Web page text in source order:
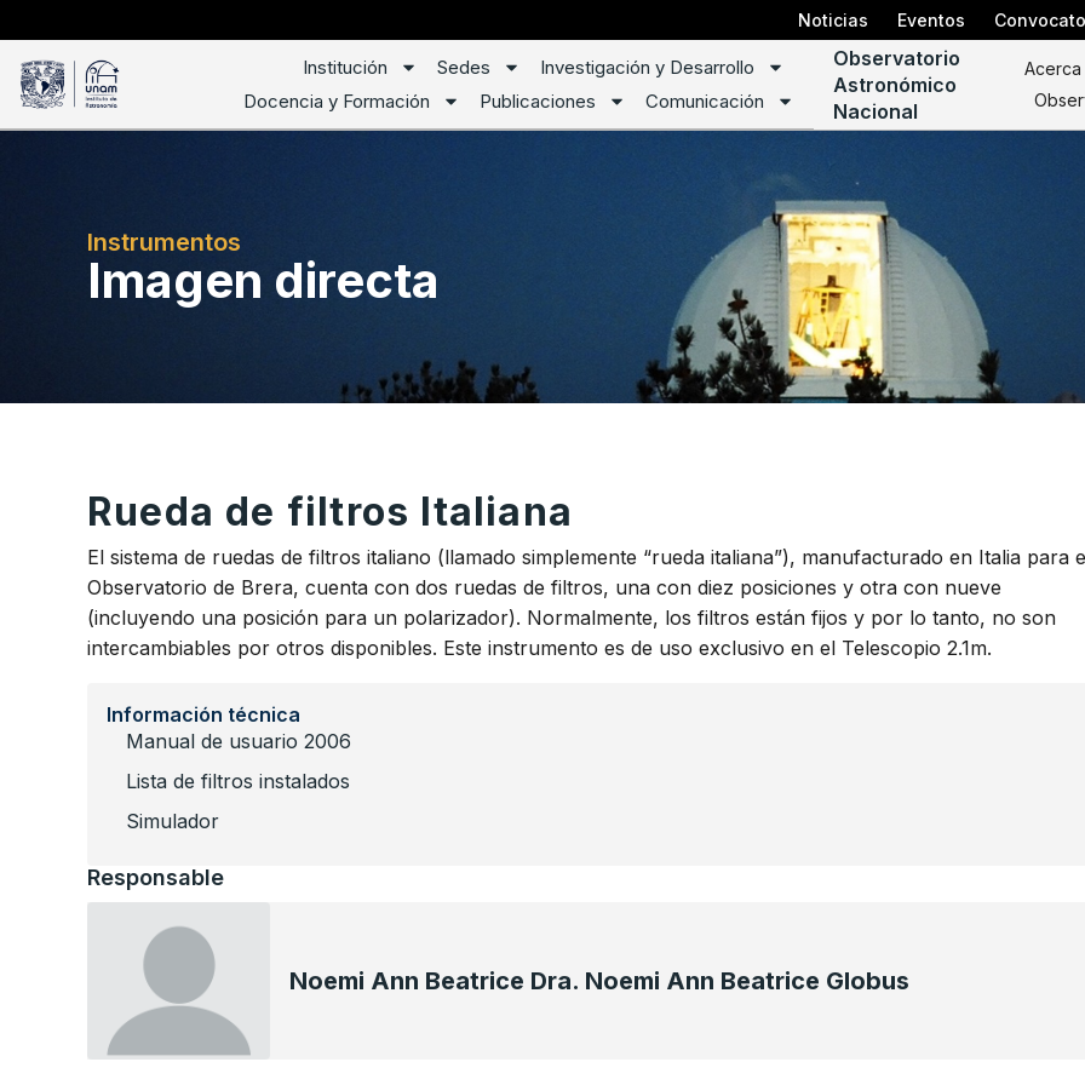
Noticias Eventos
Institución Sedes
Investigación y Desarrollo
Docencia y Formación
Publicaciones Comunicación
Observatorio
Astronómico
Nacional
Instrumentos
Imagen directa
Rueda de filtros Italiana
El sistema de ruedas de filtros italiano (llamado simplemente “rueda italiana”), manufacturado en Italia para
Observatorio de Brera, cuenta con dos ruedas de filtros, una con diez posiciones y otra con nueve
(incluyendo una posición para un polarizador). Normalmente, los filtros están fijos y por lo tanto, no son
intercambiables por otros disponibles. Este instrumento es de uso exclusivo en el Telescopio 2.1m.
Información técnica
Manual de usuario 2006
Lista de filtros instalados
Simulador
Responsable
Noemi Ann Beatrice Dra. Noemi Ann Beatrice Globus